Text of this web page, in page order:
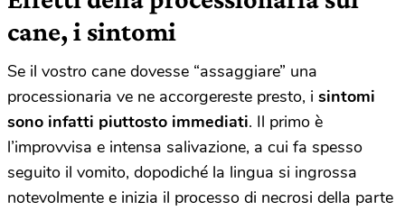
cane, i sintomi
Se il vostro cane dovesse “assaggiare” una
processionaria ve ne accorgereste presto, i sintomi
sono infatti piuttosto immediati. Il primo è
l’improvvisa e intensa salivazione, a cui fa spesso
seguito il vomito, dopodiché la lingua si ingrossa
notevolmente e inizia il processo di necrosi della parte